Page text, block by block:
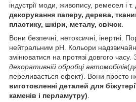
індустрії моди, живопису, ремесел і
декорування паперу, дерева,
пластику, шкіри, металу, свічок
Вони безпечні, нетоксичні, інертні.
нейтральним рН. Кольори
змінюватися на протязі довгого часу.
декоративній обробці автомобілів
переливається ефект). Вони просто
виготовленні деталей для
каменів і перламутру)